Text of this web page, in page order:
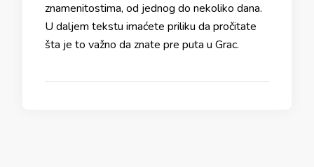
znamenitostima, od jednog do nekoliko dana.
U daljem tekstu imaćete priliku da pročitate
šta je to važno da znate pre puta u Grac.